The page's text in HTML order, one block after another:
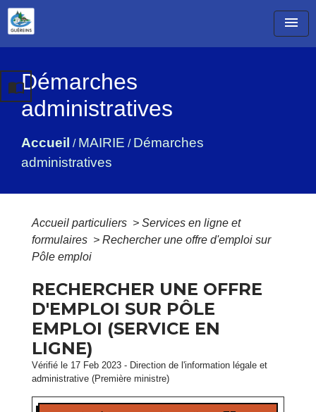
menu
Démarches
administratives
Accueil / MAIRIE / Démarches
administratives
import_contacts
Accueil particuliers > Services en ligne et
formulaires > Rechercher une offre d'emploi sur
Pôle emploi
RECHERCHER UNE OFFRE
D'EMPLOI SUR PÔLE
EMPLOI (SERVICE EN
LIGNE)
Vérifié le 17 Feb 2023 - Direction de l'information légale et
administrative (Première ministre)